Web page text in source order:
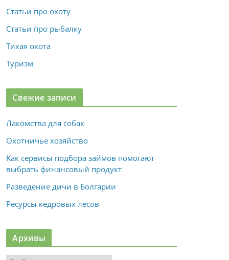
Статьи про охоту
Статьи про рыбалку
Тихая охота
Туризм
Свежие записи
Лакомства для собак
Охотничье хозяйство
Как сервисы подбора займов помогают
выбрать финансовый продукт
Разведение дичи в Болгарии
Ресурсы кедровых лесов
Архивы